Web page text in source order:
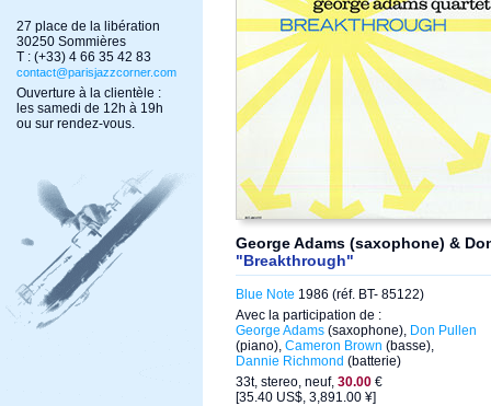
27 place de la libération
30250 Sommières
T : (+33) 4 66 35 42 83
contact@parisjazzcorner.com
Ouverture à la clientèle :
les samedi de 12h à 19h
ou sur rendez-vous.
George Adams (saxophone) &
"Breakthrough"
Blue Note 1986 (réf. BT- 85122)
Avec la participation de :
George Adams (saxophone), Don Pullen
(piano), Cameron Brown (basse),
Dannie Richmond (batterie)
33t, stereo, neuf, 30.00 €
[35.40 US$, 3,891.00 ¥]